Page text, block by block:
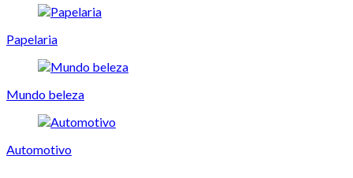
Papelaria
Mundo beleza
Automotivo